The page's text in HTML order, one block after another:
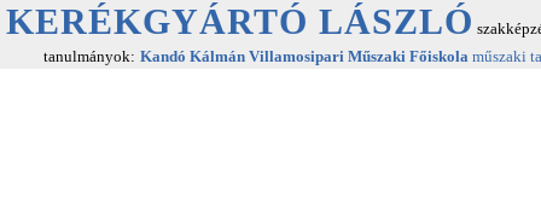
KERÉKGYÁRTÓ LÁSZLÓ
tanulmányok: Kandó Kálmán Villamosipari Műszaki Főiskola műszaki